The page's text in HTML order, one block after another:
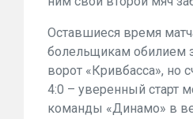
Оставшиеся время
болельщикам обилием
ворот «Кривбасса», но
4:0 – уверенный старт
команды «Динамо» в